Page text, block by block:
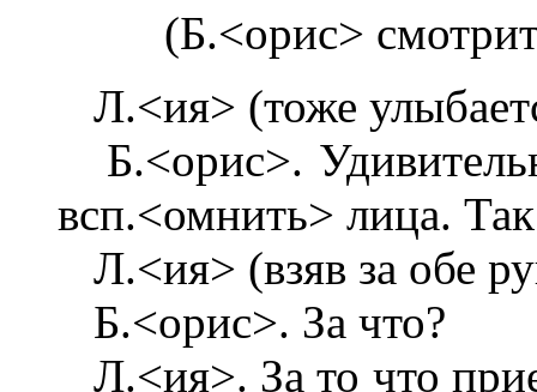
(Б.<орис>
Л.<ия> (тоже
Б.<орис>.
всп.<омнить> лица.
Л.<ия> (взяв за обе
Б.<орис>. За что?
Л.<ия>. За то что